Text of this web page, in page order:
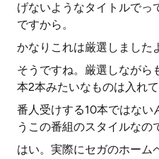
げないようなタイトルでっ
ですから。
かなりこれは厳選しました
そうですね。厳選しながら
本2本みたいなものは入れて
番人受けする10本ではない
うこの番組のスタイルなの
はい。実際にセガのホーム